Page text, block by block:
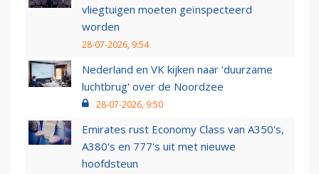
vliegtuigen moeten geïnspecteerd
worden
28-07-2026, 9:54
Nederland en VK kijken naar 'duurzame
luchtbrug' over de Noordzee
28-07-2026, 9:50
Emirates rust Economy Class van A350's,
A380's en 777's uit met nieuwe
hoofdsteun